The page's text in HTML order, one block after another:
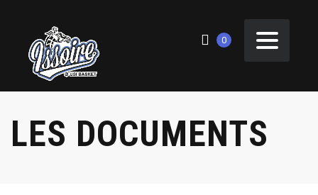
0
LES DOCUMENTS